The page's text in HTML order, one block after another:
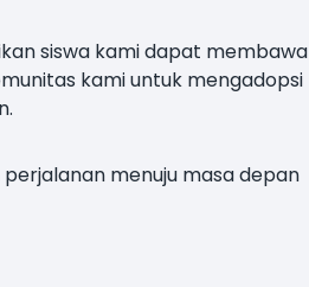
siswa kami dapat membawa
kami untuk mengadopsi
menuju masa depan